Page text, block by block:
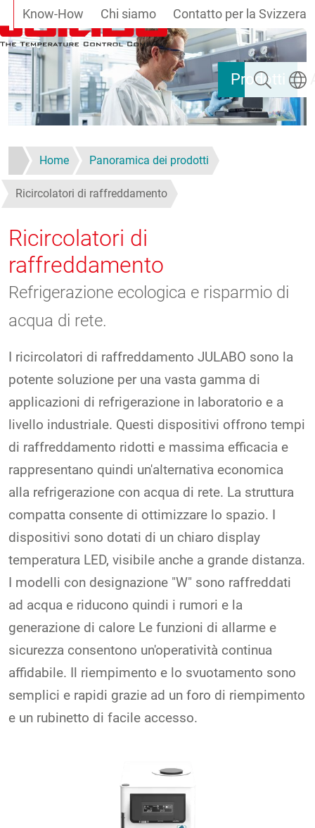
Salta al contenuto principale
Prodotti
Know-How Chi siamo Contatto per la Svizzera
Ricerca
Home Panoramica dei prodotti
Ricircolatori di raffreddamento
Ricircolatori di
raffreddamento
Refrigerazione ecologica e risparmio di
acqua di rete.
I ricircolatori di raffreddamento JULABO sono la
potente soluzione per una vasta gamma di
applicazioni di refrigerazione in laboratorio e a
livello industriale. Questi dispositivi offrono tempi
di raffreddamento ridotti e massima efficacia e
rappresentano quindi un'alternativa economica
alla refrigerazione con acqua di rete. La struttura
compatta consente di ottimizzare lo spazio. I
dispositivi sono dotati di un chiaro display
temperatura LED, visibile anche a grande distanza.
I modelli con designazione "W" sono raffreddati
ad acqua e riducono quindi i rumori e la
generazione di calore Le funzioni di allarme e
sicurezza consentono un'operatività continua
affidabile. Il riempimento e lo svuotamento sono
semplici e rapidi grazie ad un foro di riempimento
e un rubinetto di facile accesso.